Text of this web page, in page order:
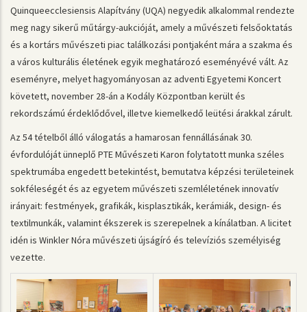
Quinqueecclesiensis Alapítvány (UQA) negyedik alkalommal rendezte
meg nagy sikerű műtárgy-aukcióját, amely a művészeti felsőoktatás
és a kortárs művészeti piac találkozási pontjaként mára a szakma és
a város kulturális életének egyik meghatározó eseményévé vált. Az
eseményre, melyet hagyományosan az adventi Egyetemi Koncert
követett, november 28-án a Kodály Központban került és
rekordszámú érdeklődővel, illetve kiemelkedő leütési árakkal zárult.
Az 54 tételből álló válogatás a hamarosan fennállásának 30.
évfordulóját ünneplő PTE Művészeti Karon folytatott munka széles
spektrumába engedett betekintést, bemutatva képzési területeinek
sokféleségét és az egyetem művészeti szemléletének innovatív
irányait: festmények, grafikák, kisplasztikák, kerámiák, design- és
textilmunkák, valamint ékszerek is szerepelnek a kínálatban. A licitet
idén is Winkler Nóra művészeti újságíró és televíziós személyiség
vezette.